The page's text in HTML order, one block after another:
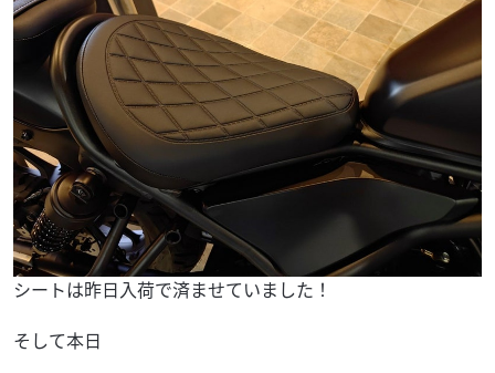
シートは昨日入荷で済ませていました！
そして本日